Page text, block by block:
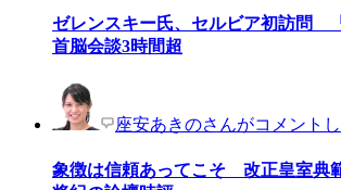
ゼレンスキー氏、セルビア初訪問
首脳会談3時間超
座安あきのさんがコメント
象徴は信頼あってこそ 改正皇室典